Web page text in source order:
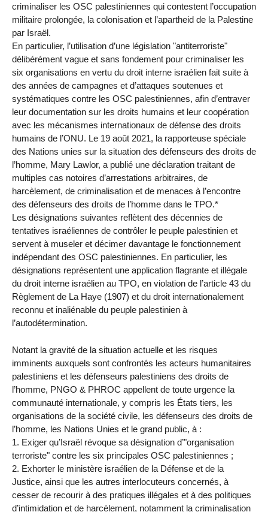
criminaliser les OSC palestiniennes qui contestent l’occupation
militaire prolongée, la colonisation et l’apartheid de la Palestine
par Israël.
En particulier, l’utilisation d’une législation "antiterroriste"
délibérément vague et sans fondement pour criminaliser les
six organisations en vertu du droit interne israélien fait suite à
des années de campagnes et d’attaques soutenues et
systématiques contre les OSC palestiniennes, afin d’entraver
leur documentation sur les droits humains et leur coopération
avec les mécanismes internationaux de défense des droits
humains de l’ONU. Le 19 août 2021, la rapporteuse spéciale
des Nations unies sur la situation des défenseurs des droits de
l’homme, Mary Lawlor, a publié une déclaration traitant de
multiples cas notoires d’arrestations arbitraires, de
harcèlement, de criminalisation et de menaces à l’encontre
des défenseurs des droits de l’homme dans le TPO.*
Les désignations suivantes reflètent des décennies de
tentatives israéliennes de contrôler le peuple palestinien et
servent à museler et décimer davantage le fonctionnement
indépendant des OSC palestiniennes. En particulier, les
désignations représentent une application flagrante et illégale
du droit interne israélien au TPO, en violation de l’article 43 du
Règlement de La Haye (1907) et du droit internationalement
reconnu et inaliénable du peuple palestinien à
l’autodétermination.
Notant la gravité de la situation actuelle et les risques
imminents auxquels sont confrontés les acteurs humanitaires
palestiniens et les défenseurs palestiniens des droits de
l’homme, PNGO & PHROC appellent de toute urgence la
communauté internationale, y compris les États tiers, les
organisations de la société civile, les défenseurs des droits de
l’homme, les Nations Unies et le grand public, à :
1. Exiger qu’Israël révoque sa désignation d’"organisation
terroriste" contre les six principales OSC palestiniennes ;
2. Exhorter le ministère israélien de la Défense et de la
Justice, ainsi que les autres interlocuteurs concernés, à
cesser de recourir à des pratiques illégales et à des politiques
d’intimidation et de harcèlement, notamment la criminalisation